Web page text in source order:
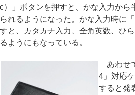
c）」ボタンを押すと、かな入力から
られるようになった。かな入力時に
すと、カタカナ入力、全角英数、ひ
るようにもなっている。
あわせ
4」対応
すると発